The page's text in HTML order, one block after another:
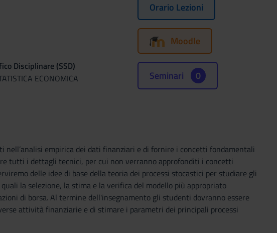
Disciplinare (SSD)
ECONOMICA
Orario Lezioni
Moodle
Seminari 0
empirica dei dati finanziari e di fornire i concetti fondamentali
tutti i dettagli tecnici, per cui non verranno approfonditi i concetti
delle idee di base della teoria dei processi stocastici per studiare gli
la selezione, la stima e la verifica del modello più appropriato
di borsa. Al termine dell'insegnamento gli studenti dovranno essere
attività finanziarie e di stimare i parametri dei principali processi